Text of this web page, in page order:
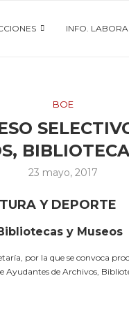
INFO.
BOE
23 mayo, 2017
Y DEPORTE
y Museos
por la que se convoca
de Archivos,